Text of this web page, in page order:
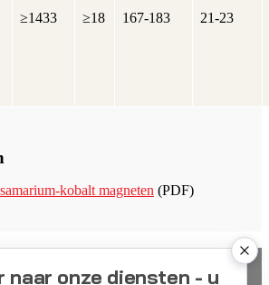
≥1433 ≥18 167-183 21-23
kobalt magneten (PDF)
naar onze diensten - u